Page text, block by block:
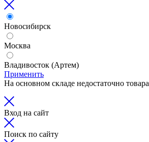
Новосибирск
Москва
Владивосток (Артем)
Применить
На основном складе недостаточно товара
Вход на сайт
Поиск по сайту